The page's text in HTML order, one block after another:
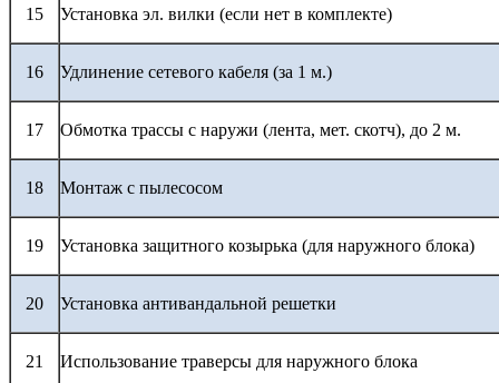
15 Установка эл. вилки (если нет в комплекте)
16 Удлинение сетевого кабеля (за 1 м.)
17 Обмотка трассы с наружи (лента, мет. скотч), до 2 м.
18 Монтаж с пылесосом
19 Установка защитного козырька (для наружного блока)
20 Установка антивандальной решетки
21 Использование траверсы для наружного блока